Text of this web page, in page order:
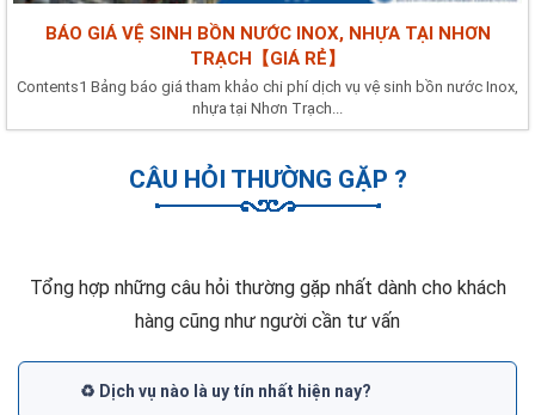
BÁO GIÁ VỆ SINH BỒN NƯỚC INOX, NHỰA TẠI NHƠN
TRẠCH【GIÁ RẺ】
Contents1 Bảng báo giá tham khảo chi phí dịch vụ vệ sinh bồn nước Inox,
nhựa tại Nhơn Trạch...
CÂU HỎI THƯỜNG GẶP ?
Tổng hợp những câu hỏi thường gặp nhất dành cho khách
hàng cũng như người cần tư vấn
♻️ Dịch vụ nào là uy tín nhất hiện nay?